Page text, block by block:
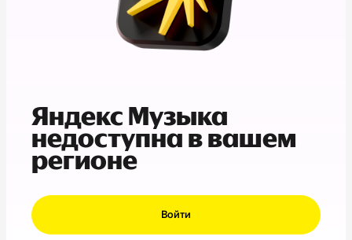
Яндекс Музыка
недоступна в вашем
регионе
Войти